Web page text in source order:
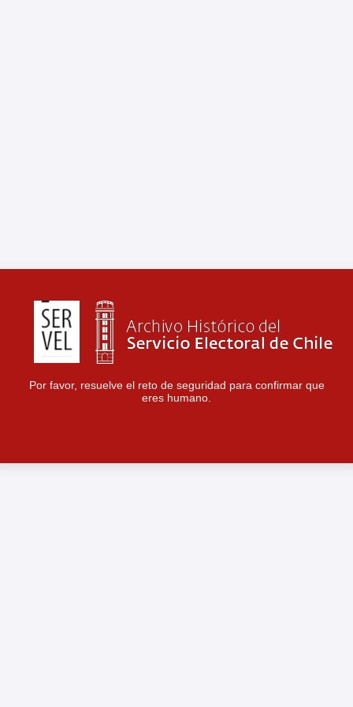
Por favor, resuelve el reto de seguridad para confirmar que
eres humano.